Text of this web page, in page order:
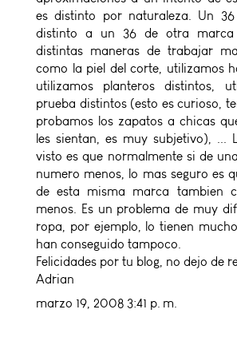
es distinto por naturaleza. Un
distinto a un 36 de otra marca
distintas maneras de trabajar
como la piel del corte, utilizamos
utilizamos planteros distintos,
prueba distintos (esto es curioso,
probamos los zapatos a chicas
les sientan, es muy subjetivo), ...
visto es que normalmente si de
numero menos, lo mas seguro es
de esta misma marca tambien
menos. Es un problema de muy
ropa, por ejemplo, lo tienen
han conseguido tampoco.
Felicidades por tu blog, no dejo de
Adrian
marzo 19, 2008 3:41 p. m.